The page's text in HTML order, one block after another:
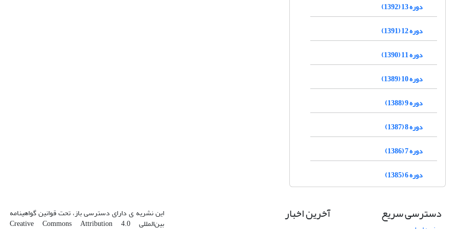
دوره 13 (1392)
دوره 12 (1391)
دوره 11 (1390)
دوره 10 (1389)
دوره 9 (1388)
دوره 8 (1387)
دوره 7 (1386)
دوره 6 (1385)
دسترسی سریع آخرین اخبار این نشریه ی دارای دسترسی باز، تحت قوانین گواهینامه
بین‌المللی Creative Commons Attribution 4.0